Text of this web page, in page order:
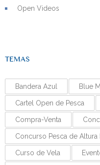
Open Videos
TEMAS
Bandera Azul Blue
Cartel Open de Pesca
Compra-Venta
Concurso Pesca de Altura
Curso de Vela